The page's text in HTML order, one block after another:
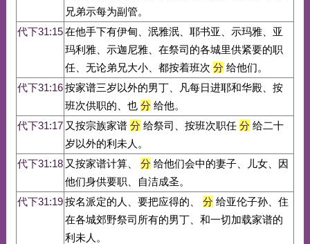
兄弟示每为副管。
代下31:15在他手下有伊甸、泯雅泯、耶书亚、示玛雅、亚
玛利雅、示迦尼雅、在祭司的各城里供紧要的职
任、无论弟兄大小、都按着班次 分给他们。
代下31:16按家谱三岁以外的男丁、凡每日进耶和华殿、按
班次供职的、也 分给他。
代下31:17 又按宗族家谱 分给祭司、按班次职任 分给二十
岁以外的利未人。
代下31:18 又按家谱计算、 分给他们会中的妻子、儿女、因
他们身供要职、自洁成圣。
代下31:19按名派定的人、要把应得的、 分给亚伦子孙、住
在各城郊野祭司所有的男丁、和一切加载家谱的
利未人。